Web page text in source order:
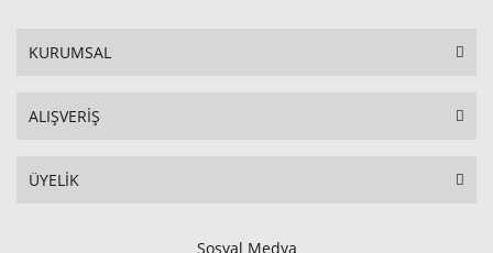
KURUMSAL
ALIŞVERİŞ
ÜYELİK
Sosyal Medya